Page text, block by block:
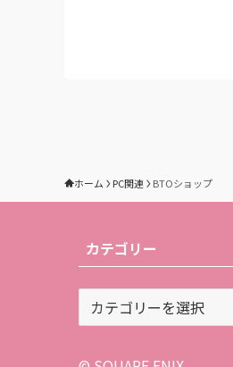
ホーム PC関連 BTOショップ
カテゴリー
テ